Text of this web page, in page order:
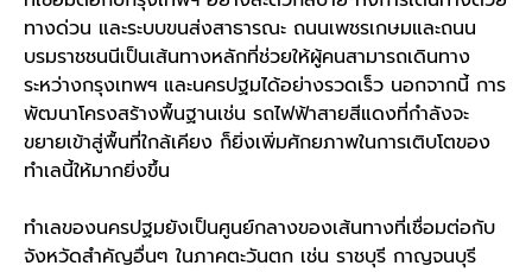
ทางด่วน และระบบขนส่งสาธารณะ ถนนเพชรเกษมและถนน
บรมราชชนนีเป็นเส้นทางหลักที่ช่วยให้ผู้คนสามารถเดินทาง
ระหว่างกรุงเทพฯ และนครปฐมได้อย่างรวดเร็ว นอกจากนี้ การ
พัฒนาโครงสร้างพื้นฐานเช่น รถไฟฟ้าสายสีแดงที่กำลังจะ
ขยายเข้าสู่พื้นที่ใกล้เคียง ก็ยิ่งเพิ่มศักยภาพในการเติบโตของ
ทำเลนี้ให้มากยิ่งขึ้น
ทำเลของนครปฐมยังเป็นศูนย์กลางของเส้นทางที่เชื่อมต่อกับ
จังหวัดสำคัญอื่นๆ ในภาคตะวันตก เช่น ราชบุรี กาญจนบุรี